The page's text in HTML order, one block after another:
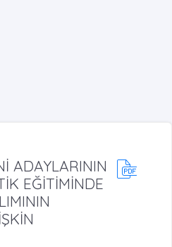
ADAYLARININ
EĞİTİMİNDE